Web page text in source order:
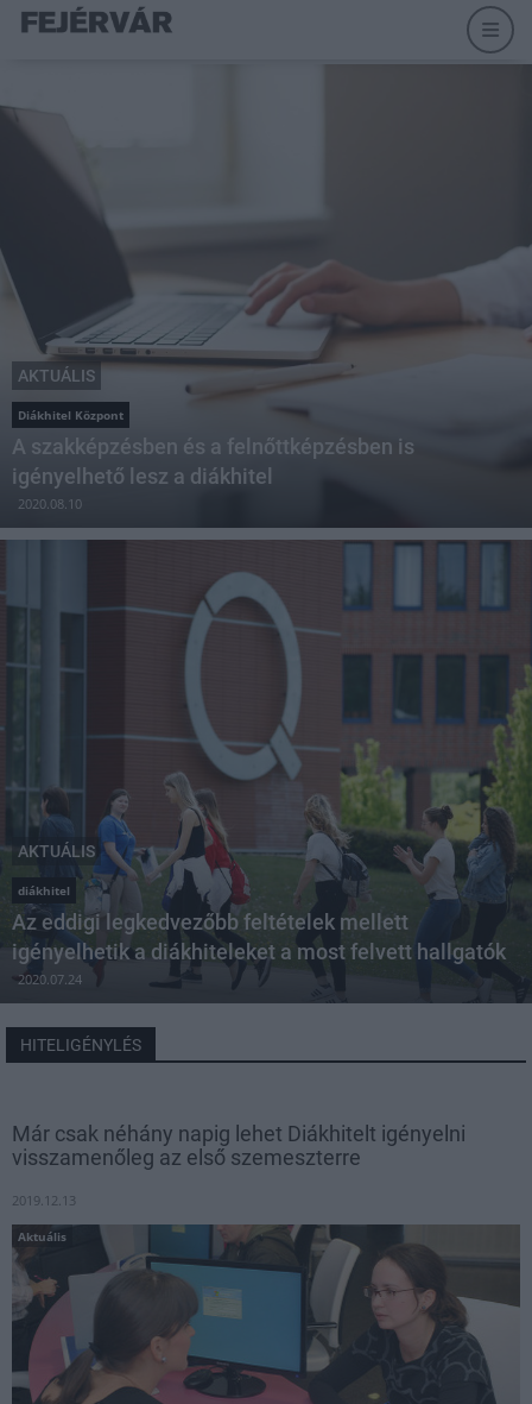
AKTUÁLIS
Diákhitel Központ
A szakképzésben és a felnőttképzésben is
igényelhető lesz a diákhitel
2020.08.10
AKTUÁLIS
diákhitel
Az eddigi legkedvezőbb feltételek mellett
igényelhetik a diákhiteleket a most felvett hallgatók
2020.07.24
HITELIGÉNYLÉS
Már csak néhány napig lehet Diákhitelt igényelni
visszamenőleg az első szemeszterre
2019.12.13
Aktuális